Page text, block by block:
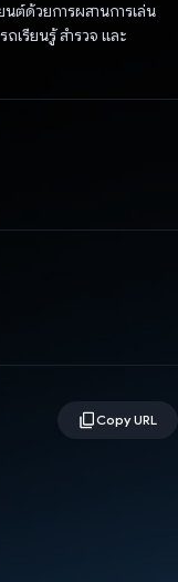
ต์ด้วยการผสานการเล่น
เรียนรู้ สำรวจ และ